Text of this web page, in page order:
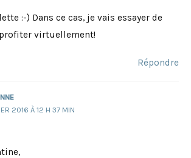
:-) Dans ce cas, je vais essayer de
virtuellement!
Répondre
2016 À 12 H 37 MIN